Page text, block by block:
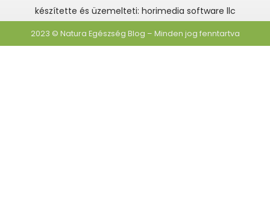
készítette és üzemelteti: horimedia software llc
2023 © Natura Egészség Blog – Minden jog fenntartva